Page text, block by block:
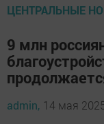
ЦЕНТРАЛЬНЫЕ
9 млн
admin, 14 мая